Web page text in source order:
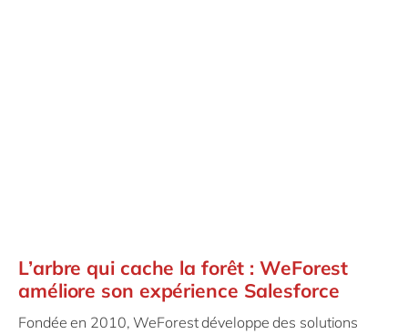
L’arbre qui cache la forêt : WeForest
améliore son expérience Salesforce
Fondée en 2010, WeForest développe des solutions